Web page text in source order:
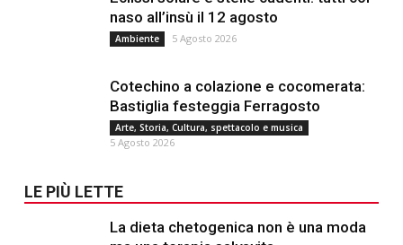
naso all’insù il 12 agosto
Ambiente 5 Agosto 2026
Cotechino a colazione e cocomerata:
Bastiglia festeggia Ferragosto
Arte, Storia, Cultura, spettacolo e musica
5 Agosto 2026
LE PIÙ LETTE
La dieta chetogenica non è una moda